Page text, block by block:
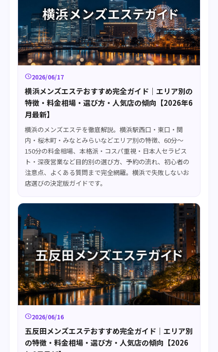
schedule2026/06/17
横浜メンズエステおすすめ完全ガイド｜エリア別の
特徴・料金相場・選び方・人気店の傾向【2026年6
月最新】
横浜のメンズエステを徹底解説。横浜駅西口・東口・関
内・桜木町・みなとみらいなどエリア別の特徴、60分〜
150分の料金相場、本格派・コスパ重視・日本人セラピス
ト・深夜営業など目的別の選び方、予約の流れ、初心者の
注意点、よくある質問まで完全網羅。横浜で失敗しないお
店選びの決定版ガイドです。
schedule2026/06/16
五反田メンズエステおすすめ完全ガイド｜エリア別
の特徴・料金相場・選び方・人気店の傾向【2026